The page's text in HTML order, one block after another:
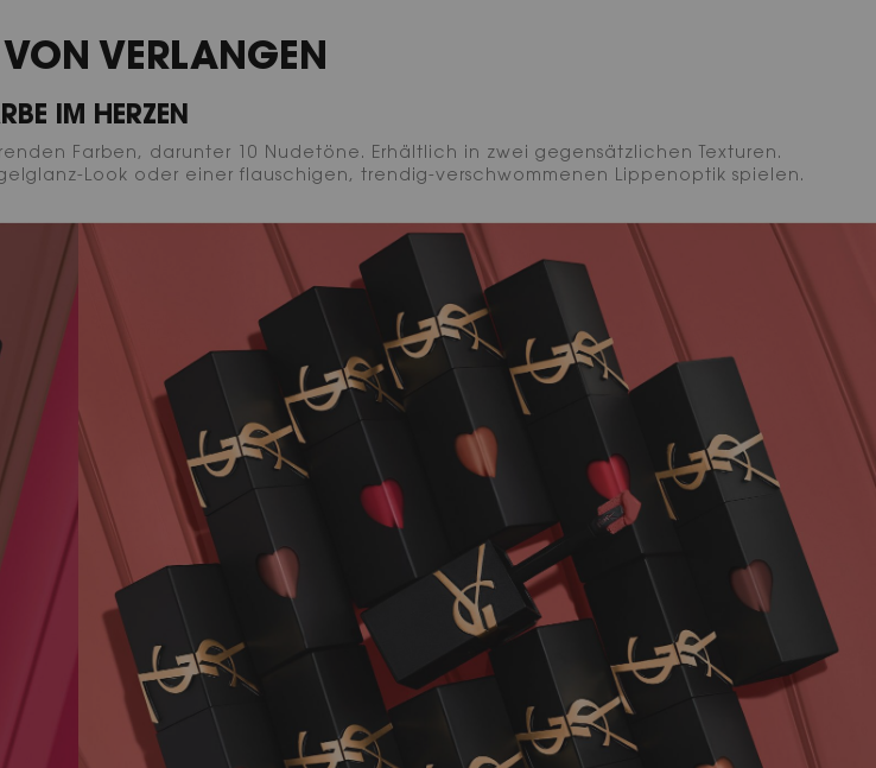
VON VERLANGEN
IM HERZEN
Farben, darunter 10 Nudetöne. Erhältlich in zwei gegensätzlichen Texturen.
Look oder einer flauschigen, trendig-verschwommenen Lippenoptik spielen.